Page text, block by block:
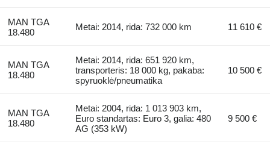
MAN TGA
18.480
Metai: 2014, rida: 732 000 km 11 610 €
MAN TGA
18.480
Metai: 2014, rida: 651 920 km,
transporteris: 18 000 kg, pakaba:
spyruoklė/pneumatika
10 500 €
MAN TGA
18.480
Metai: 2004, rida: 1 013 903 km,
Euro standartas: Euro 3, galia: 480
AG (353 kW)
9 500 €